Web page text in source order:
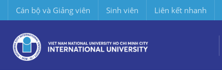
Cán bộ và Giảng viên Sinh viên Liên kết nhanh